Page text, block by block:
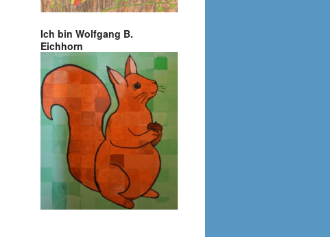
Ich bin Wolfgang B.
Eichhorn